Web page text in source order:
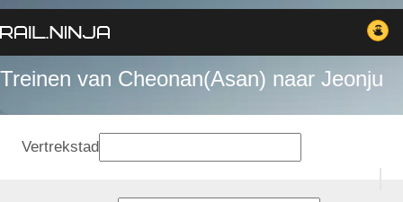
Treinen van Cheonan(Asan) naar Jeonju
Vertrekstad